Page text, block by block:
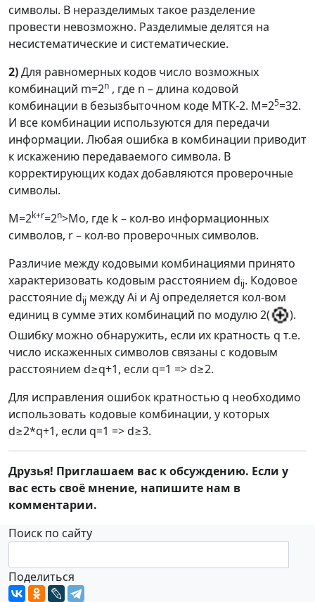
символы. В неразделимых такое разделение
провести невозможно. Разделимые делятся на
несистематические и систематические.
2)Для равномерных кодов число возможных
комбинаций m=2n , где n – длина кодовой
комбинации в безызбыточном коде МТК-2. М=25=32.
И все комбинации используются для передачи
информации. Любая ошибка в комбинации приводит
к искажению передаваемого символа. В
корректирующих кодах добавляются проверочные
символы.
M=2k+r=2n>Mo, где k – кол-во информационных
символов, r – кол-во проверочных символов.
Различие между кодовыми комбинациями принято
характеризовать кодовым расстоянием dij. Кодовое
расстояниеdij междуAi и Aj определяется кол-вом
единиц в сумме этих комбинаций по модулю 2(
).
Ошибку можно обнаружить, если их кратность q т.е.
число искаженных символов связаны с кодовым
расстоянием d≥q+1, если q=1 =>d≥2.
Для исправления ошибок кратностьюq необходимо
использовать кодовые комбинации, у которых
d≥2*q+1, если q=1 =>d≥3.
Друзья! Приглашаем вас к обсуждению. Если у
вас есть своё мнение, напишите нам в
комментарии.
Поиск по сайту
Поделиться